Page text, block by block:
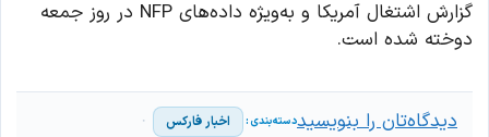
گزارش اشتغال آمریکا و به‌ویژه داده‌های NFP در روز جمعه
دوخته شده است.
اخبار فارکس دیدگاه‌تان را بنویسید